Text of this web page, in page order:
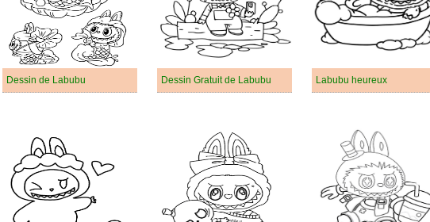
Dessin de Labubu Dessin Gratuit de Labubu Labubu heureux